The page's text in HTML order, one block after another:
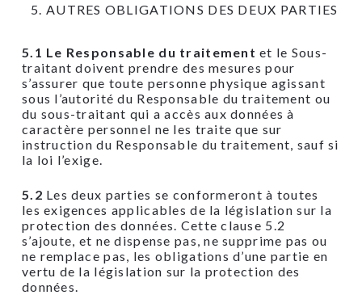
AUTRES OBLIGATIONS DES DEUX PARTIES
5.1 Le Responsable du traitement et le Sous-
traitant doivent prendre des mesures pour
s’assurer que toute personne physique agissant
sous l’autorité du Responsable du traitement ou
du sous-traitant qui a accès aux données à
caractère personnel ne les traite que sur
instruction du Responsable du traitement, sauf si
la loi l’exige.
5.2 Les deux parties se conformeront à toutes
les exigences applicables de la législation sur la
protection des données. Cette clause 5.2
s’ajoute, et ne dispense pas, ne supprime pas ou
ne remplace pas, les obligations d’une partie en
vertu de la législation sur la protection des
données.